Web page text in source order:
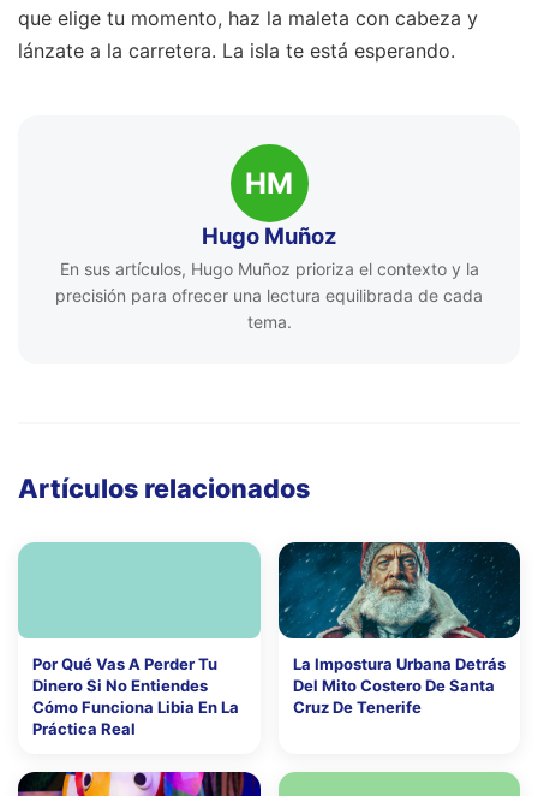
que elige tu momento, haz la maleta con cabeza y
lánzate a la carretera. La isla te está esperando.
HM
Hugo Muñoz
En sus artículos, Hugo Muñoz prioriza el contexto y la
precisión para ofrecer una lectura equilibrada de cada
tema.
Artículos relacionados
Por Qué Vas A Perder Tu
Dinero Si No Entiendes
Cómo Funciona Libia En La
Práctica Real
La Impostura Urbana Detrás
Del Mito Costero De Santa
Cruz De Tenerife